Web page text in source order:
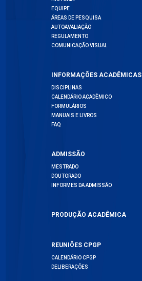
EQUIPE
ÁREAS DE PESQUISA
AUTOAVALIAÇÃO
REGULAMENTO
COMUNICAÇÃO VISUAL
INFORMAÇÕES ACADÊMICAS
DISCIPLINAS
CALENDÁRIO ACADÊMICO
FORMULÁRIOS
MANUAIS E LIVROS
FAQ
ADMISSÃO
MESTRADO
DOUTORADO
INFORMES DA ADMISSÃO
PRODUÇÃO ACADÊMICA
REUNIÕES CPGP
CALENDÁRIO CPGP
DELIBERAÇÕES